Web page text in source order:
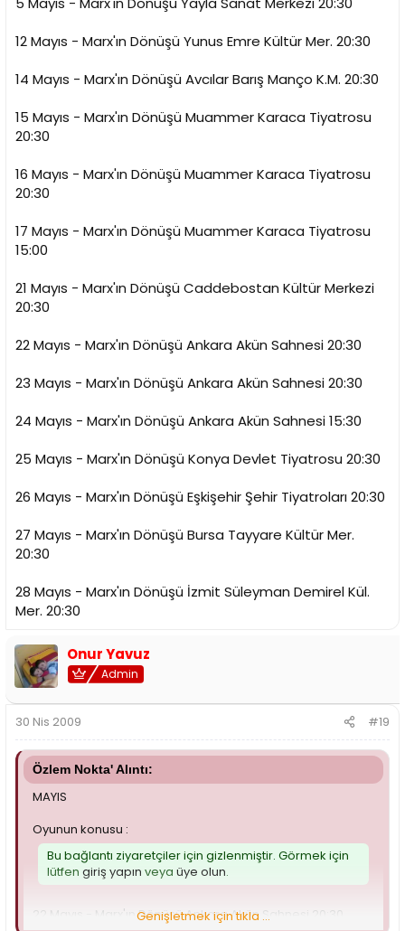
12 Mayıs - Marx'ın Dönüşü Yunus Emre Kültür Mer. 20:30
14 Mayıs - Marx'ın Dönüşü Avcılar Barış Manço K.M. 20:30
15 Mayıs - Marx'ın Dönüşü Muammer Karaca Tiyatrosu
20:30
16 Mayıs - Marx'ın Dönüşü Muammer Karaca Tiyatrosu
20:30
17 Mayıs - Marx'ın Dönüşü Muammer Karaca Tiyatrosu
15:00
21 Mayıs - Marx'ın Dönüşü Caddebostan Kültür Merkezi
20:30
22 Mayıs - Marx'ın Dönüşü Ankara Akün Sahnesi 20:30
23 Mayıs - Marx'ın Dönüşü Ankara Akün Sahnesi 20:30
24 Mayıs - Marx'ın Dönüşü Ankara Akün Sahnesi 15:30
25 Mayıs - Marx'ın Dönüşü Konya Devlet Tiyatrosu 20:30
26 Mayıs - Marx'ın Dönüşü Eşkişehir Şehir Tiyatroları 20:30
27 Mayıs - Marx'ın Dönüşü Bursa Tayyare Kültür Mer.
20:30
28 Mayıs - Marx'ın Dönüşü İzmit Süleyman Demirel Kül.
Mer. 20:30
Onur Yavuz
Admin
30 Nis 2009 #19
Özlem Nokta' Alıntı:
MAYIS
Oyunun konusu :
Bu bağlantı ziyaretçiler için gizlenmiştir. Görmek için
lütfen giriş yapın veya üye olun.
22 Mayıs - Marx'ın Dönüşü Ankara Akün Sahnesi 20:30
Genişletmek için tıkla ...